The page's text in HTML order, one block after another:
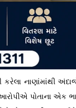
નાણાંમાંથી
પોતાના એક